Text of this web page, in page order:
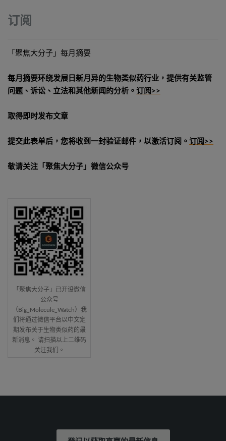
订阅
「聚焦大分子」每月摘要
每月摘要环绕发展日新月异的生物类似药行业，提供有关监管
问题、诉讼、立法和其他新闻的分析。 订阅>>
取得即时发布文章
提交此表单后，您将收到一封验证邮件，以激活订阅。 订阅>>
敬请关注「聚焦大分子」微信公众号
「聚焦大分子」已开设微信
公众号
（Big_Molecule_Watch）我
们将通过微信平台以中文定
期发布关于生物类似药的最
新消息。 请扫描以上二维码
关注我们。